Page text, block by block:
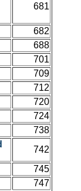
681
682
688
701
709
712
720
724
738
742
745
747